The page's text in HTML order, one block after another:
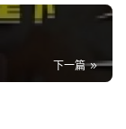
下一篇